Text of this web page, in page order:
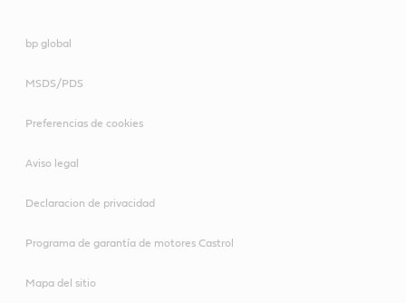
bp global
MSDS/PDS
Preferencias de cookies
Aviso legal
Declaracion de privacidad
Programa de garantía de motores Castrol
Mapa del sitio